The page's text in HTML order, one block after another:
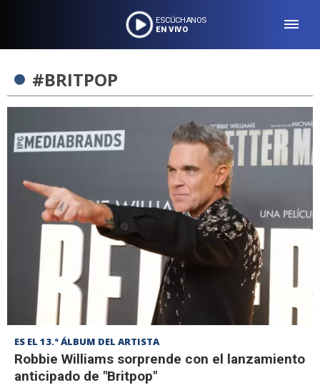
ESCÚCHANOS
EN VIVO
#BRITPOP
ES EL 13.º ÁLBUM DEL ARTISTA
Robbie Williams sorprende con el lanzamiento
anticipado de "Britpop"